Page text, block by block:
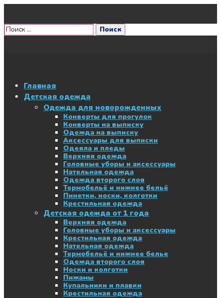
Главная
Детская одежда
Одежда для новорожденных
Конверты для прогулок
Конверты на выписку
Одежда на выписку
Аксессуары для выписки
Одеяла и пледы
Верхняя одежда
Головные уборы и аксессуары
Нательная одежда
Одежда второго слоя
Термобельё и нижнее бельё
Пинетки, носки, колготки
Крестильная одежда
Детская одежда от 1 года
Верхняя одежда
Головные уборы и аксессуары
Крестильная одежда
Нательная одежда
Термобельё и нижнее белье
Одежда второго слоя
Носки и колготки
Пижамы
Купальники и плавки
Крестильная одежда